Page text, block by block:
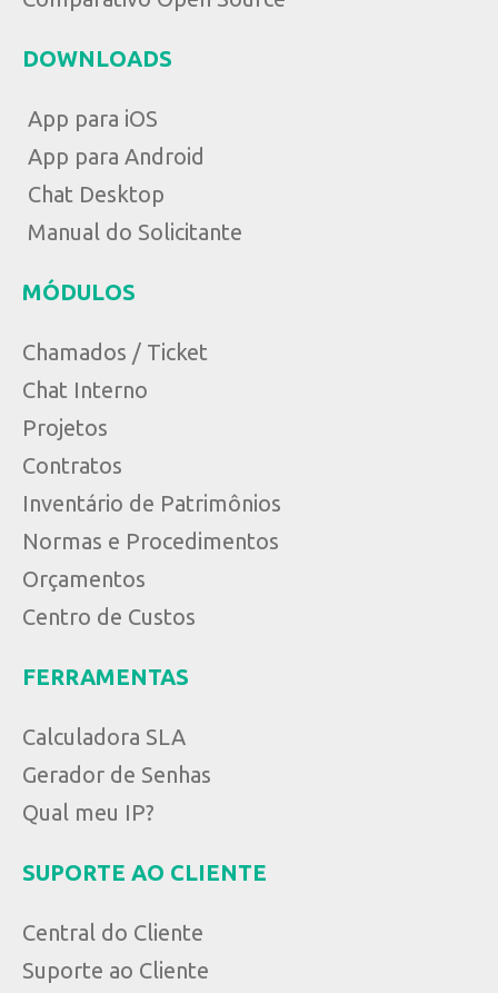
DOWNLOADS
App para iOS
App para Android
Chat Desktop
Manual do Solicitante
MÓDULOS
Chamados / Ticket
Chat Interno
Projetos
Contratos
Inventário de Patrimônios
Normas e Procedimentos
Orçamentos
Centro de Custos
FERRAMENTAS
Calculadora SLA
Gerador de Senhas
Qual meu IP?
SUPORTE AO CLIENTE
Central do Cliente
Suporte ao Cliente